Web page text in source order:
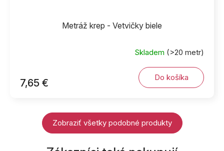
Metráž krep - Vetvičky biele
Skladem (>20 metr)
7,65 € Do košíka
Zobraziť všetky podobné produkty